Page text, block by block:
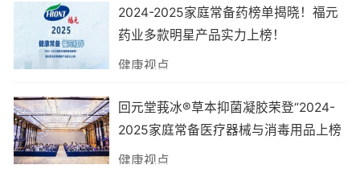
2024-2025家庭常备药榜单揭晓！福元
药业多款明星产品实力上榜！
健康视点
回元堂莪冰®草本抑菌凝胶荣登“2024-
2025家庭常备医疗器械与消毒用品上榜
品牌”！
健康视点